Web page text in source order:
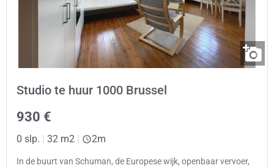
Studio te huur 1000 Brussel
930 €
0 slp. | 32 m2 | 2m
In de buurt van Schuman, de Europese wijk, openbaar vervoer,